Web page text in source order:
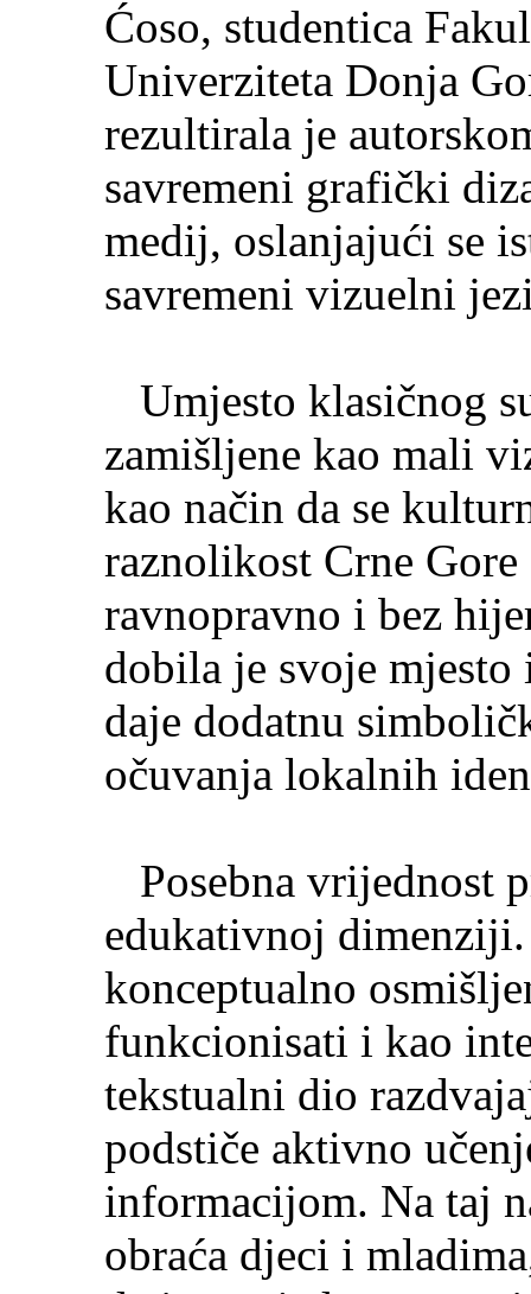
Ćoso, studentica
Univerziteta Donja
rezultirala je
savremeni grafički
medij, oslanjajući se
savremeni vizuelni
Umjesto klasičnog
zamišljene kao mali
kao način da se
raznolikost Crne
ravnopravno i bez
dobila je svoje
daje dodatnu
očuvanja lokalnih
Posebna vrijednost
edukativnoj
konceptualno
funkcionisati i kao
tekstualni dio
podstiče aktivno
informacijom. Na taj
obraća djeci i